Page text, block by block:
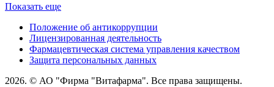
Показать еще
Положение об антикоррупции
Лицензированная деятельность
Фармацевтическая система управления качеством
Защита персональных данных
2026. © АО "Фирма "Витафарма". Все права защищены.